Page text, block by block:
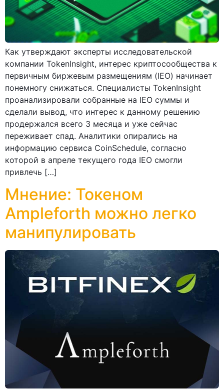
Как утверждают эксперты исследовательской
компании TokenInsight, интерес криптосообщества к
первичным биржевым размещениям (IEO) начинает
понемногу снижаться. Специалисты TokenInsight
проанализировали собранные на IEO суммы и
сделали вывод, что интерес к данному решению
продержался всего 3 месяца и уже сейчас
переживает спад. Аналитики опирались на
информацию сервиса CoinSchedule, согласно
которой в апреле текущего года IEO смогли
привлечь […]
Мнение: Токеном
Ampleforth можно легко
манипулировать